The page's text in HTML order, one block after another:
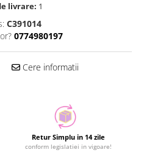
livrare: 1
C391014
0774980197
Cere informatii
Retur Simplu in 14 zile
conform legislatiei in vigoare!